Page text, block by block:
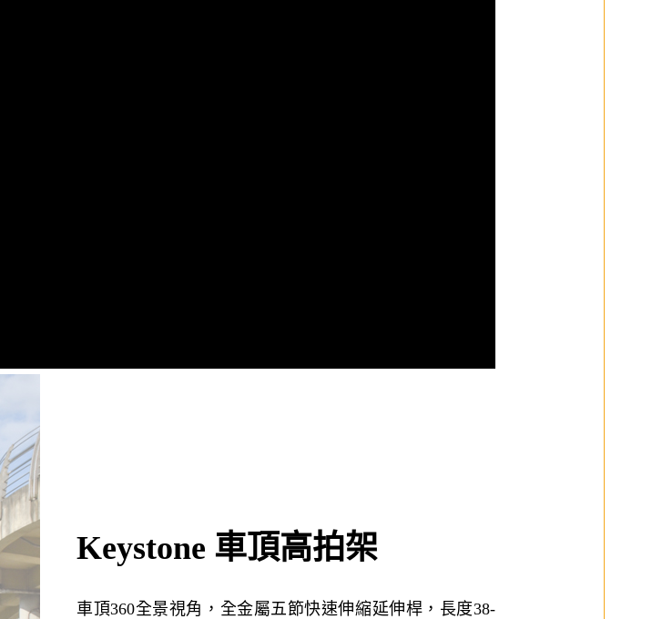
Keystone 車頂高拍架
車頂360全景視角，全金屬五節快速伸縮延伸桿，長度38-